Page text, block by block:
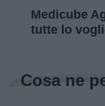
Medicube
tutte lo
Cosa ne